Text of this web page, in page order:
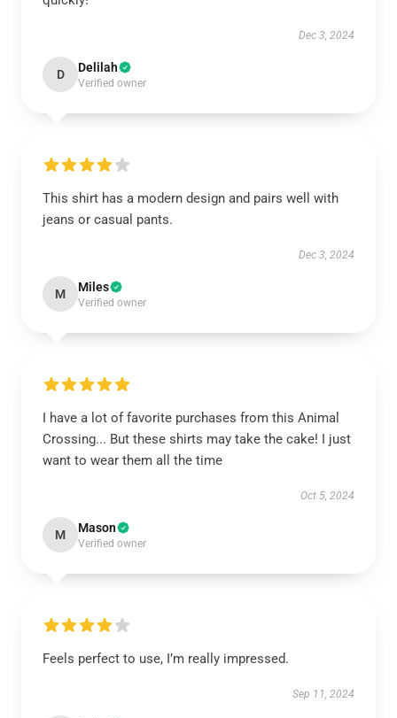
Dec 3, 2024
D Delilah
Verified owner
This shirt has a modern design and pairs well with
jeans or casual pants.
Dec 3, 2024
M Miles
Verified owner
I have a lot of favorite purchases from this Animal
Crossing... But these shirts may take the cake! I just
want to wear them all the time
Oct 5, 2024
M Mason
Verified owner
Feels perfect to use, I’m really impressed.
Sep 11, 2024